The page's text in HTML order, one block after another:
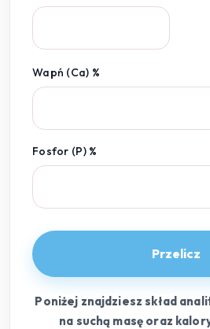
Wapń (Ca) %
Fosfor (P) %
Przelicz
Poniżej znajdziesz skład
na suchą masę oraz